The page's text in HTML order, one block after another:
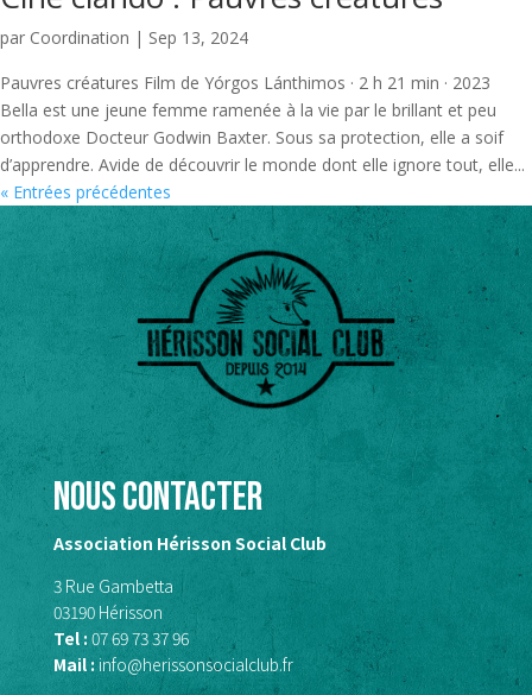
par Coordination | Sep 13, 2024
Pauvres créatures Film de Yórgos Lánthimos · 2 h 21 min · 2023
Bella est une jeune femme ramenée à la vie par le brillant et peu
orthodoxe Docteur Godwin Baxter. Sous sa protection, elle a soif
d’apprendre. Avide de découvrir le monde dont elle ignore tout, elle...
« Entrées précédentes
Nous contacter
Association Hérisson Social Club
3 Rue Gambetta
03190 Hérisson
Tel :07 69 73 37 96
Mail : info@herissonsocialclub.fr